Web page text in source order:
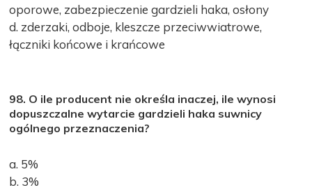
oporowe, zabezpieczenie gardzieli haka, osłony
d. zderzaki, odboje, kleszcze przeciwwiatrowe,
łączniki końcowe i krańcowe
98. O ile producent nie określa inaczej, ile wynosi
dopuszczalne wytarcie gardzieli haka suwnicy
ogólnego przeznaczenia?
a. 5%
b. 3%